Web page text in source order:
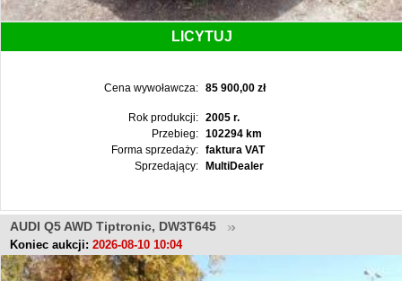
LICYTUJ
Cena wywoławcza: 85 900,00 zł
Rok produkcji:
2005 r.
Przebieg:
102294 km
Forma sprzedaży:
faktura VAT
Sprzedający:
MultiDealer
AUDI Q5 AWD Tiptronic, DW3T645
Koniec aukcji: 2026-08-10 10:04